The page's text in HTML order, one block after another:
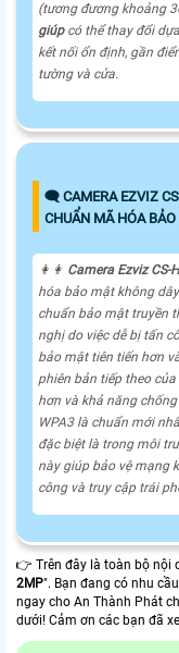
(tương đương khoảng
giúpcó thể thay đổi
kết nối ổn định, gần
tường và cửa.
🗨️ CAMERA EZVIZ
CHUẨN MÃ HÓA
️👩‍👩 Camera EzvizCS-
hóa bảo mật không dây
chuẩn bảo mật truyền
nghị do việc dễ bị tấn
bảo mật tiên tiến hơn
phiên bản tiếp theo
hơn và khả năng
WPA3 là chuẩn mới
đặc biệt là trong môi
này giúp bảo vệ mạng
công và truy cập trái
👉 Trên đây là toàn bộ nội
2MP". Bạn đang có nhu
ngay cho An Thành Phát
dưới! Cảm ơn các bạn đã